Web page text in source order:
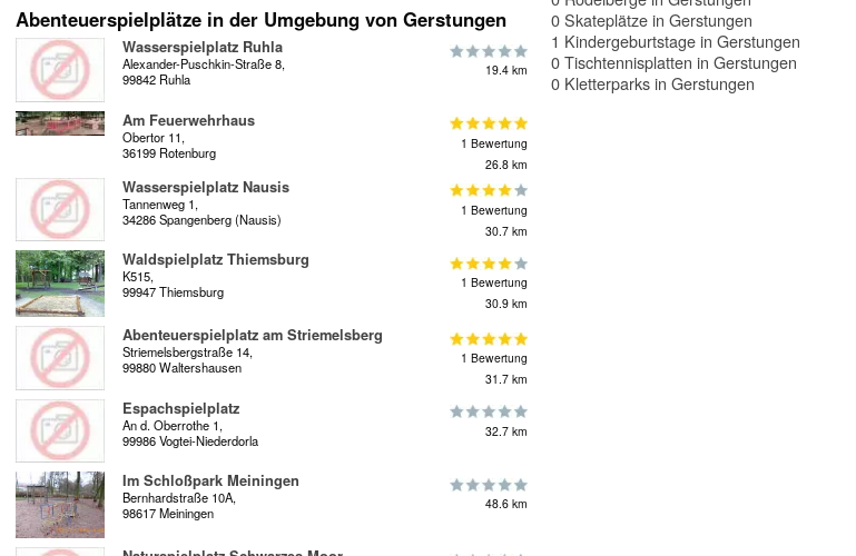
Abenteuerspielplätze in der Umgebung von Gerstungen
Wasserspielplatz Ruhla
Alexander-Puschkin-Straße 8,
99842 Ruhla
19.4 km
Am Feuerwehrhaus
Obertor 11,
36199 Rotenburg
1 Bewertung
26.8 km
Wasserspielplatz Nausis
Tannenweg 1,
34286 Spangenberg (Nausis)
1 Bewertung
30.7 km
Waldspielplatz Thiemsburg
K515,
99947 Thiemsburg
1 Bewertung
30.9 km
Abenteuerspielplatz am Striemelsberg
Striemelsbergstraße 14,
99880 Waltershausen
1 Bewertung
31.7 km
Espachspielplatz
An d. Oberrothe 1,
99986 Vogtei-Niederdorla
32.7 km
Im Schloßpark Meiningen
Bernhardstraße 10A,
98617 Meiningen
48.6 km
0 Skateplätze in Gerstungen
1 Kindergeburtstage in Gerstungen
0 Tischtennisplatten in Gerstungen
0 Kletterparks in Gerstungen